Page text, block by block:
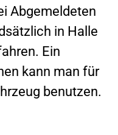
Abgemeldeten
in Halle
Ein
kann man für
benutzen.